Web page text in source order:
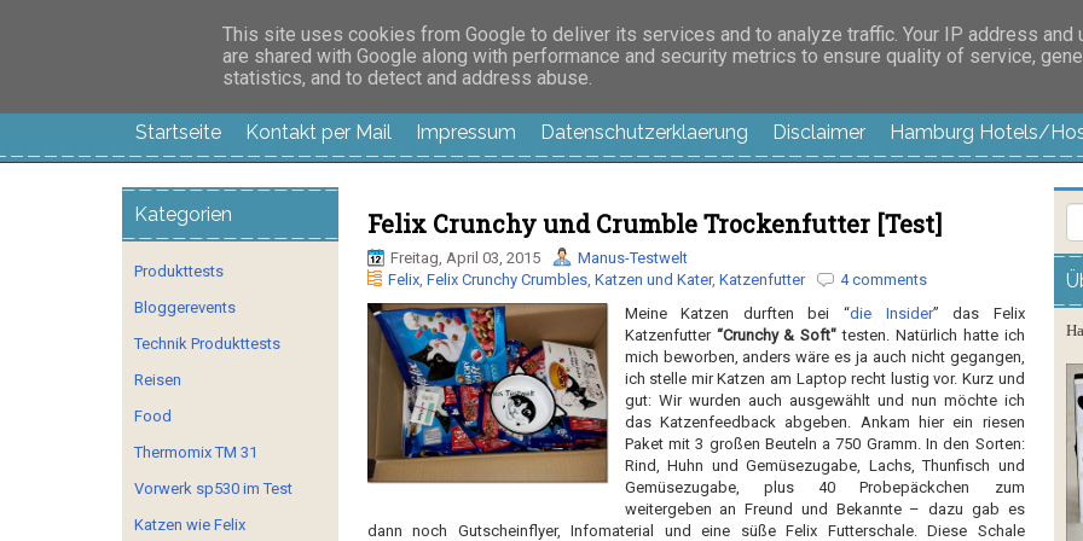
Manus Testwelt, alles außer langweilig
Startseite Kontakt per Mail Impressum Datenschutzerklaerung Disclaimer Hamburg Hotels/
Felix Crunchy und Crumble Trockenfutter [Test]
Freitag, April 03, 2015
Manus-Testwelt
Felix, Felix Crunchy Crumbles, Katzen und Kater, Katzenfutter
4 comments
Meine Katzen durften bei “die Insider” das Felix
Katzenfutter “Crunchy & Soft"testen. Natürlich hatte ich
mich beworben, anders wäre es ja auch nicht gegangen,
ich stelle mir Katzen am Laptop recht lustig vor. Kurz und
gut: Wir wurden auch ausgewählt und nun möchte ich
das Katzenfeedback abgeben. Ankam hier ein riesen
Paket mit 3 großen Beuteln a 750 Gramm. In den Sorten:
Rind, Huhn und Gemüsezugabe, Lachs, Thunfisch und
Gemüsezugabe, plus 40 Probepäckchen zum
weitergeben an Freund und Bekannte – dazu gab es
dann noch Gutscheinflyer, Infomaterial und eine süße Felix Futterschale. Diese Schale
Kategorien
Produkttests
Bloggerevents
Technik Produkttests
Reisen
Food
Thermomix TM 31
Vorwerk sp530 im Test
Katzen wie Felix
This site uses cookies from Google to deliver its services and to analyze traffic. Your IP address and
are shared with Google along with performance and security metrics to ensure quality of service,
statistics, and to detect and address abuse.